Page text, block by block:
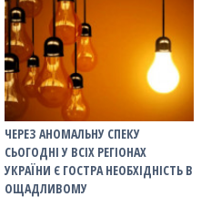
ЧЕРЕЗ АНОМАЛЬНУ СПЕКУ
СЬОГОДНІ У ВСІХ РЕГІОНАХ
УКРАЇНИ Є ГОСТРА НЕОБХІДНІСТЬ В
ОЩАДЛИВОМУ